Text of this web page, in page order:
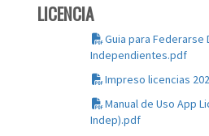
LICENCIA
Guia para Federarse
Independientes.pdf
Impreso licencias
Manual de Uso App
Indep).pdf